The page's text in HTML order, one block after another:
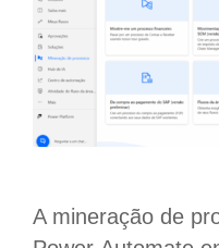
A mineração de